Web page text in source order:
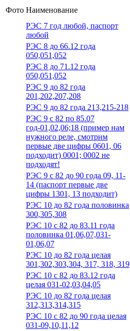
Фото Наименование
РЭС 7 год любой, паспорт
любой
РЭС 8 до 66.12 года
050,051,052
РЭС 8 до 71.12 года
050,051,052
РЭС 9 до 82 года
201,202,207,208
РЭС 9 до 82 года 213,215-218
РЭС 9 с 82 по 85.07
год-01,02,06;18 (пример нам
нужного реле, смотрим
первые две цифры 0601, 06
подходит) 0001; 0002 не
подходят!
РЭС 9 с 82 до 90 года 09, 11-
14 (паспорт первые две
цифры 1301, 13 подходит)
РЭС 10 до 82 года половинка
300,305,308
РЭС 10 с 82 до 83.11 года
половинка 01,06,07,031-
01,06,07
РЭС 10 до 82 года целая
301,302,303,304, 317, 318, 319
РЭС 10 с 82 до 83.12 года
целая 031-02,03,04,05
РЭС 10 до 82 года целая
312,313,314,315
РЭС 10 с 82 до 90 года целая
031-09,10,11,12